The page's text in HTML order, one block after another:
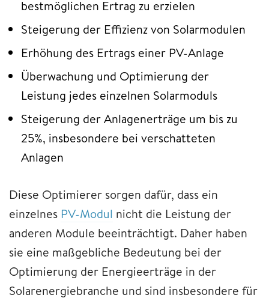
bestmöglichen Ertrag zu erzielen
Steigerung der Effizienz von Solarmodulen
Erhöhung des Ertrags einer PV-Anlage
Überwachung und Optimierung der
Leistung jedes einzelnen Solarmoduls
Steigerung der Anlagenerträge um bis zu
25%, insbesondere bei verschatteten
Anlagen
Diese Optimierer sorgen dafür, dass ein
einzelnes PV-Modul nicht die Leistung der
anderen Module beeinträchtigt. Daher haben
sie eine maßgebliche Bedeutung bei der
Optimierung der Energieerträge in der
Solarenergiebranche und sind insbesondere für